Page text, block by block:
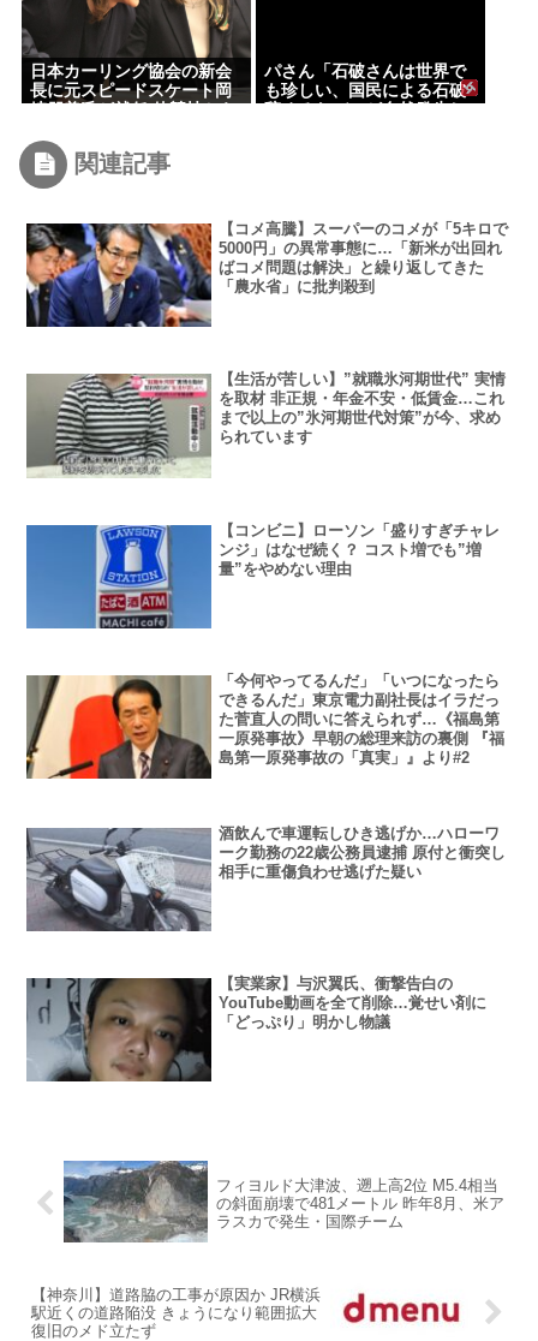
日本カーリング協会の新会
長に元スピードスケート岡
パさん「石破さんは世界で
も珍しい、国民による石破
関連記事
【コメ高騰】スーパーのコメが「5キロで
5000円」の異常事態に…「新米が出回れ
ばコメ問題は解決」と繰り返してきた
「農水省」に批判殺到
【生活が苦しい】”就職氷河期世代” 実情
を取材 非正規・年金不安・低賃金…これ
まで以上の”氷河期世代対策”が今、求め
られています
【コンビニ】ローソン「盛りすぎチャレ
ンジ」はなぜ続く？ コスト増でも”増
量”をやめない理由
「今何やってるんだ」「いつになったら
できるんだ」東京電力副社長はイラだっ
た菅直人の問いに答えられず…《福島第
一原発事故》早朝の総理来訪の裏側 『福
島第一原発事故の「真実」』より#2
酒飲んで車運転しひき逃げか…ハローワ
ーク勤務の22歳公務員逮捕 原付と衝突し
相手に重傷負わせ逃げた疑い
【実業家】与沢翼氏、衝撃告白の
YouTube動画を全て削除…覚せい剤に
「どっぷり」明かし物議
フィヨルド大津波、遡上高2位 M5.4相当
の斜面崩壊で481メートル 昨年8月、米ア
ラスカで発生・国際チーム
【神奈川】道路脇の工事が原因か JR横浜
駅近くの道路陥没 きょうになり範囲拡大
復旧のメド立たず